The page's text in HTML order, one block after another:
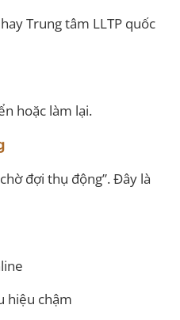
Trung tâm LLTP quốc
hoặc làm lại.
đợi thụ động”. Đây là
hiệu chậm